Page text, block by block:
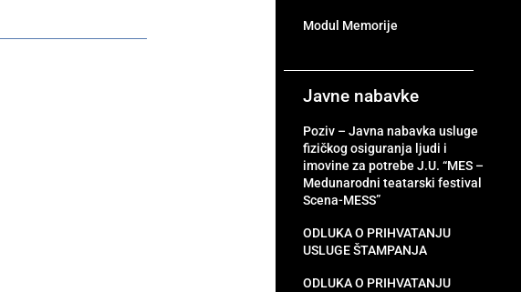
Modul Memorije
Javne nabavke
Poziv – Javna nabavka usluge
fizičkog osiguranja ljudi i
imovine za potrebe J.U. “MES –
Medunarodni teatarski festival
Scena-MESS”
ODLUKA O PRIHVATANJU
USLUGE ŠTAMPANJA
ODLUKA O PRIHVATANJU